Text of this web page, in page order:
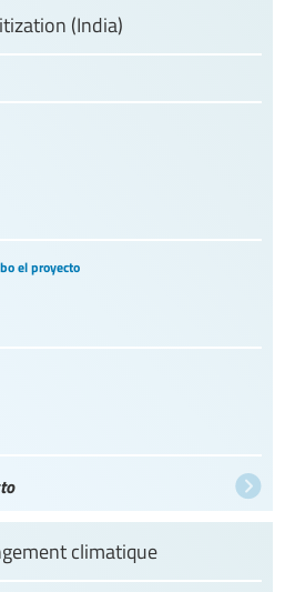
(India)
el proyecto
climatique